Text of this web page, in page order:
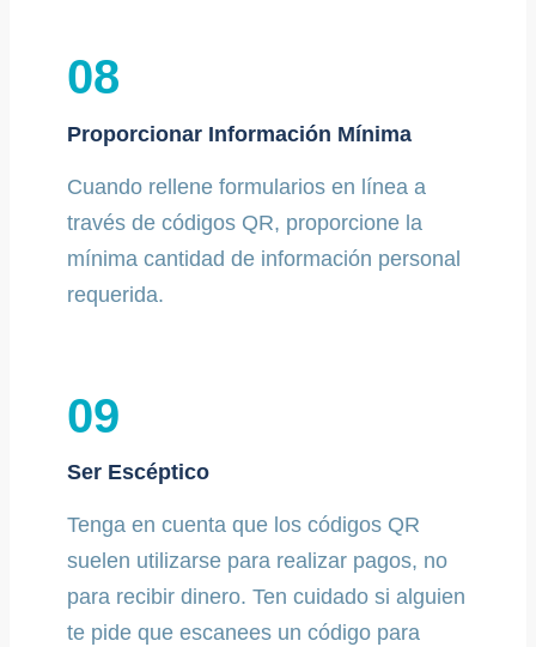
08
Proporcionar Información Mínima
Cuando rellene formularios en línea a
través de códigos QR, proporcione la
mínima cantidad de información personal
requerida.
09
Ser Escéptico
Tenga en cuenta que los códigos QR
suelen utilizarse para realizar pagos, no
para recibir dinero. Ten cuidado si alguien
te pide que escanees un código para